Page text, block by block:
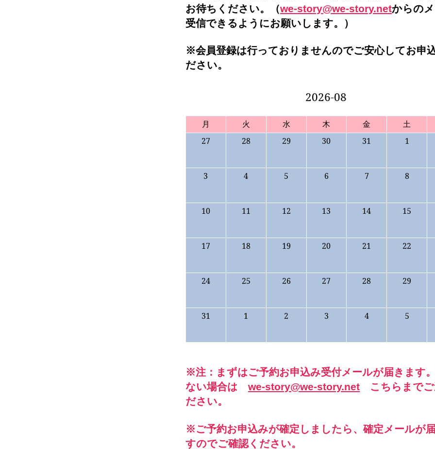
お待ちください。（we-story@we-story.netからの
受信できるようにお願いします。）
※会員登録は行っておりませんのでご安心してお申
ださい。
2026-08
月 火 水 木 金 土
27
28 29 30 31 1
3 4 5 6 7 8
10 11 12 13 14 15
17 18 19 20 21 22
24 25 26 27 28 29
31 1 2 3 4 5
※注：まずはご予約お申込み受付メールが届きます
ない場合は we-story@we-story.net こちらまでご
ださい。
※ご予約お申込みが確定しましたら、確定メールが
すのでご確認ください。